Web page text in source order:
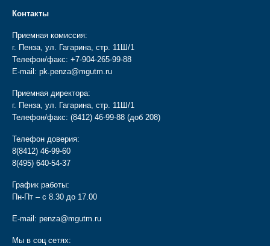
Контакты
Приемная комиссия:
г. Пенза, ул. Гагарина, стр. 11Ш/1
Телефон/факс: +7-904-265-99-88
E-mail: pk.penza@mgutm.ru
Приемная директора:
г. Пенза, ул. Гагарина, стр. 11Ш/1
Телефон/факс: (8412) 46-99-88 (доб 208)
Телефон доверия:
8(8412) 46-99-60
8(495) 640-54-37
График работы:
Пн-Пт – с 8.30 до 17.00
E-mail: penza@mgutm.ru
Мы в соц сетях: